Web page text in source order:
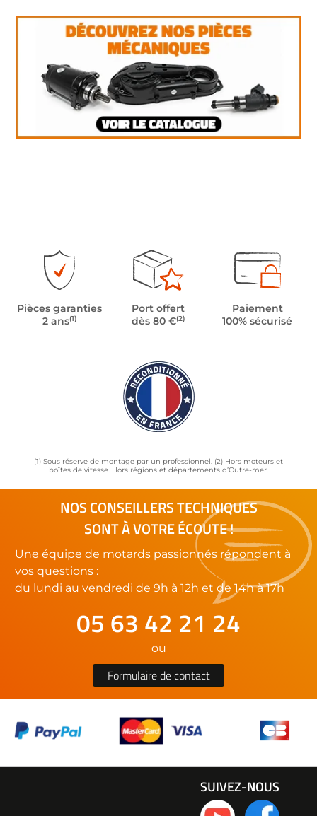
Pièces garanties
2 ans(1)
Port offert
dès 80 €(2)
Paiement
100% sécurisé
(1) Sous réserve de montage par un professionnel. (2) Hors moteurs et
boîtes de vitesse. Hors régions et départements d’Outre-mer.
NOS CONSEILLERS TECHNIQUES
SONT À VOTRE ÉCOUTE !
Une équipe de motards passionnés répondent à
vos questions :
du lundi au vendredi de 9h à 12h et de 14h à 17h
05 63 42 21 24
ou
Formulaire de contact
SUIVEZ-NOUS